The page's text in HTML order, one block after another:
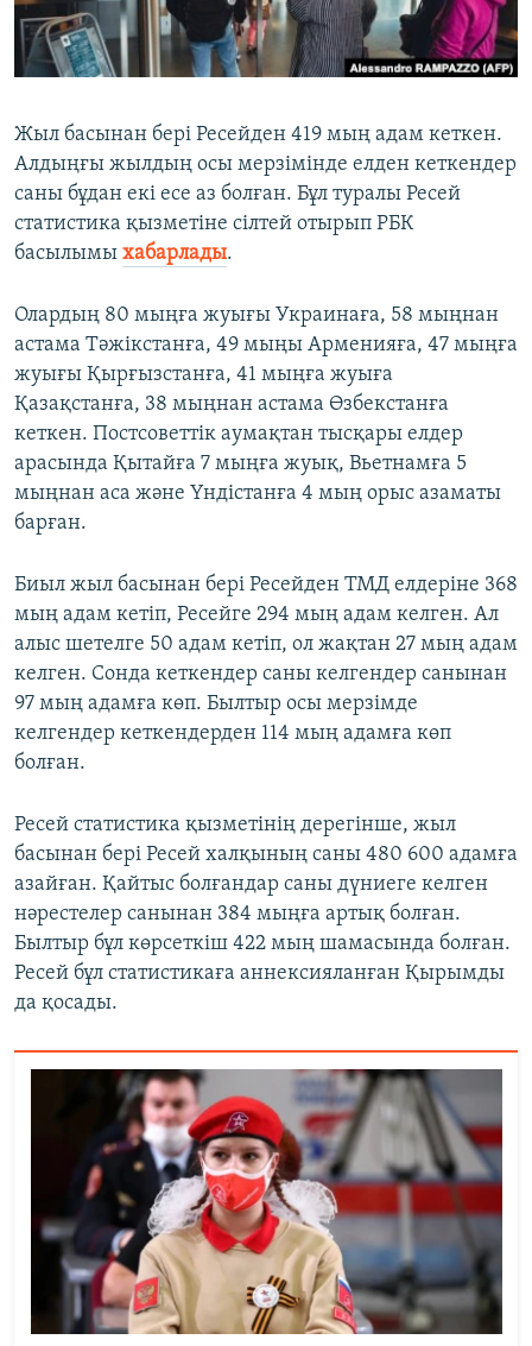
ЖАЗЫЛЫҢЫЗ
Басқа тілдерде
Жыл басынан бері Ресейден 419 мың адам кеткен.
Алдыңғы жылдың осы мерзімінде елден кеткендер
саны бұдан екі есе аз болған. Бұл туралы Ресей
статистика қызметіне сілтей отырып РБК
басылымы хабарлады.
Олардың 80 мыңға жуығы Украинаға, 58 мыңнан
астама Тәжікстанға, 49 мыңы Арменияға, 47 мыңға
жуығы Қырғызстанға, 41 мыңға жуыға
Қазақстанға, 38 мыңнан астама Өзбекстанға
кеткен. Постсоветтік аумақтан тысқары елдер
арасында Қытайға 7 мыңға жуық, Вьетнамға 5
мыңнан аса және Үндістанға 4 мың орыс азаматы
барған.
Биыл жыл басынан бері Ресейден ТМД елдеріне 368
мың адам кетіп, Ресейге 294 мың адам келген. Ал
алыс шетелге 50 адам кетіп, ол жақтан 27 мың адам
келген. Сонда кеткендер саны келгендер санынан
97 мың адамға көп. Былтыр осы мерзімде
келгендер кеткендерден 114 мың адамға көп
болған.
Ресей статистика қызметінің дерегінше, жыл
басынан бері Ресей халқының саны 480 600 адамға
азайған. Қайтыс болғандар саны дүниеге келген
нәрестелер санынан 384 мыңға артық болған.
Былтыр бұл көрсеткіш 422 мың шамасында болған.
Ресей бұл статистикаға аннексияланған Қырымды
да қосады.